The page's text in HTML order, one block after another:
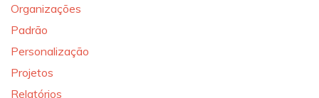
Organizações
Padrão
Personalização
Projetos
Relatórios